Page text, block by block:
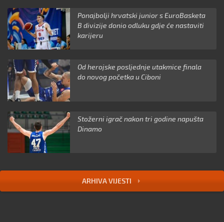
Ponajbolji hrvatski junior s EuroBasketa
B divizije donio odluku gdje će nastaviti
karijeru
Od herojske posljednje utakmice finala
do novog početka u Ciboni
Stožerni igrač nakon tri godine napušta
Dinamo
ARHIVA VIJESTI